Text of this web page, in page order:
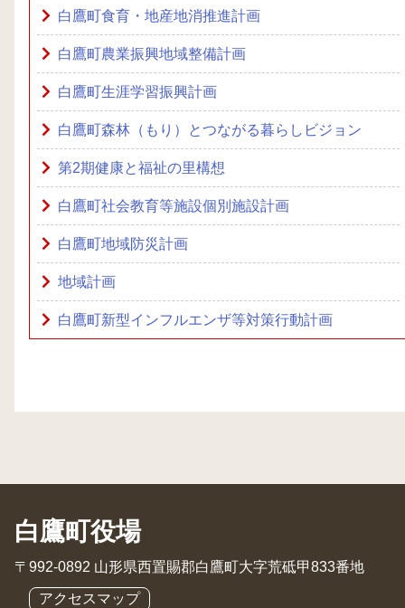
白鷹町食育・地産地消推進計画
白鷹町農業振興地域整備計画
白鷹町生涯学習振興計画
白鷹町森林（もり）とつながる暮らしビジョン
第2期健康と福祉の里構想
白鷹町社会教育等施設個別施設計画
白鷹町地域防災計画
地域計画
白鷹町新型インフルエンザ等対策行動計画
白鷹町役場
〒992-0892 山形県西置賜郡白鷹町大字荒砥甲833番地
アクセスマップ